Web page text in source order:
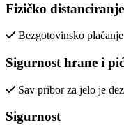
Fizičko distanciranje
Bezgotovinsko plaćanje
Sigurnost hrane i
Sav pribor za jelo je
Sigurnost